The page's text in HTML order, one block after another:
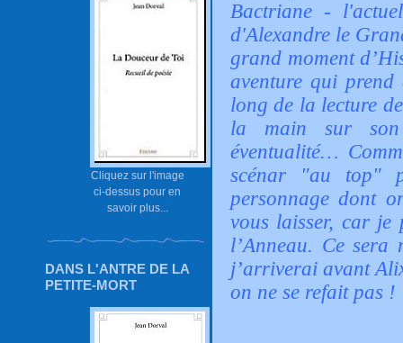
Cliquez sur l'image
ci-dessus pour en
savoir plus...
DANS L'ANTRE DE LA
PETITE-MORT
Bactriane -
d'Alexandre le
grand moment
aventure qui
long de la lecture
la main sur
éventualité…
scénar "au top"
personnage dont
vous laisser, car je
l’Anneau. Ce sera
j’arriverai avant
on ne se refait pas !